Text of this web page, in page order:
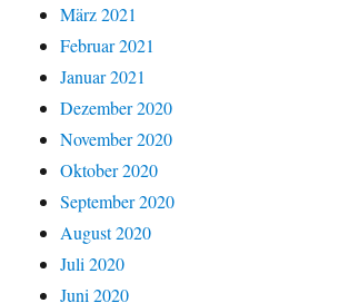
März 2021
Februar 2021
Januar 2021
Dezember 2020
November 2020
Oktober 2020
September 2020
August 2020
Juli 2020
Juni 2020